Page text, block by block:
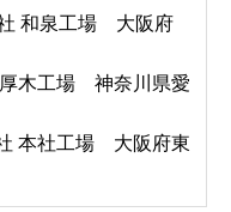
和泉工場 大阪府
木工場 神奈川県愛
本社工場 大阪府東